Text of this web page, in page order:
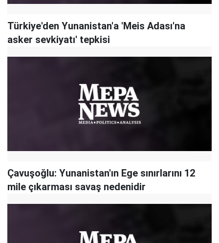
Türkiye'den Yunanistan'a 'Meis Adası'na
asker sevkiyatı' tepkisi
Çavuşoğlu: Yunanistan'ın Ege sınırlarını 12
mile çıkarması savaş nedenidir